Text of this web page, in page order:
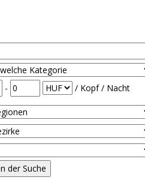
-
/ Kopf / Nacht